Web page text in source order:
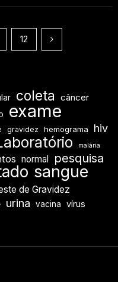
12
coleta câncer
exame
gravidez hemograma
hiv
malária
normal pesquisa
sangue
de Gravidez
urina vacina vírus